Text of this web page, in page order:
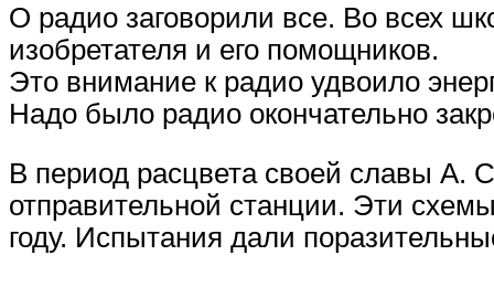
О радио заговорили все. Во всех
изобретателя и его помощников.
Это внимание к радио удвоило
Надо было радио окончательно
В период расцвета своей славы А.
отправительной станции. Эти
году. Испытания дали